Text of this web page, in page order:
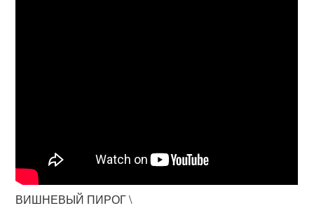
ВИШНЕВЫЙ ПИРОГ \